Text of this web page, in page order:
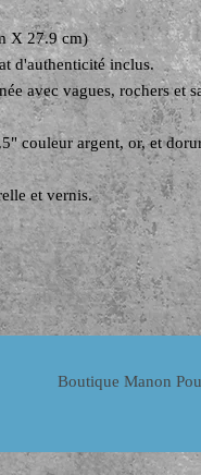
X 27.9 cm)
d'authenticité inclus.
avec vagues, rochers et
couleur argent, or, et
et vernis.
Boutique Manon